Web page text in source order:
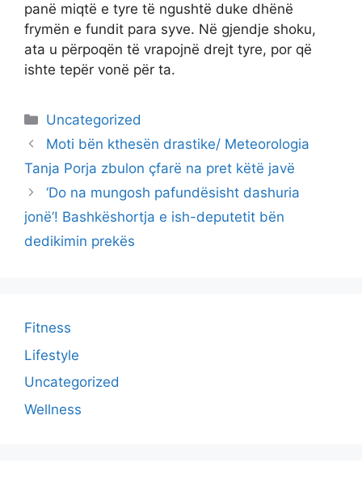
panë miqtë e tyre të ngushtë duke dhënë
frymën e fundit para syve. Në gjendje shoku,
ata u përpoqën të vrapojnë drejt tyre, por që
ishte tepër vonë për ta.
Categories
Uncategorized
Moti bën kthesën drastike/ Meteorologia
Tanja Porja zbulon çfarë na pret këtë javë
‘Do na mungosh pafundësisht dashuria
jonë’! Bashkëshortja e ish-deputetit bën
dedikimin prekës
Fitness
Lifestyle
Uncategorized
Wellness